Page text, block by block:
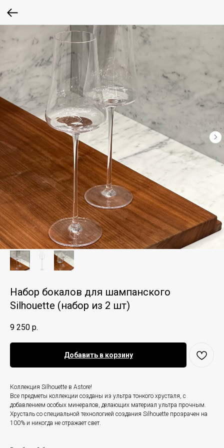
Набор бокалов для шампанского
Silhouette (набор из 2 шт)
9 250 р.
Добавить в корзину
Коллекция Silhouette в Astore!
Все предметы коллекции созданы из ультра тонкого хрусталя, с
добавлением особых минералов, делающих материал ультра прочным.
Хрусталь со специальной технологией создания Silhouette прозрачен на
100% и никогда не отражает свет.